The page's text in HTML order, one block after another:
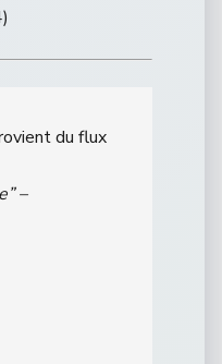
du flux
–